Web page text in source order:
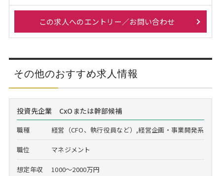
この求人へのエントリー／お問い合わせ
その他のおすすめ求人情報
投資先企業 CxOまたは幹部候補
職種 経営（CFO、執行役員など）,経営企画・事業開発系
職位 マネジメント
想定年収 1000～2000万円